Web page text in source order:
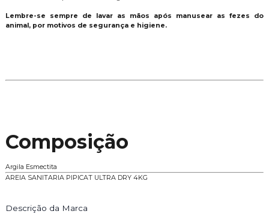
Lembre-se sempre de lavar as mãos após manusear as fezes do
animal, por motivos de segurança e higiene.
Composição
Argila Esmectita
AREIA SANITARIA PIPICAT ULTRA DRY 4KG
Descrição da Marca